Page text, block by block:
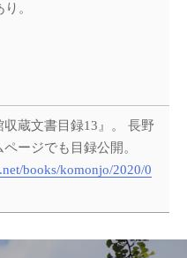
。
収蔵文書目録13』。 長野
ージでも目録公開。
books/komonjo/2020/0